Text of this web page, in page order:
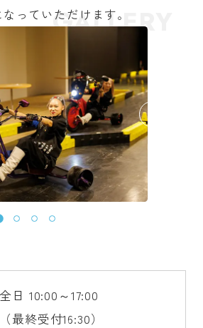
っていただけます。
GALLERY
全日 10:00～17:00
（最終受付16:30）